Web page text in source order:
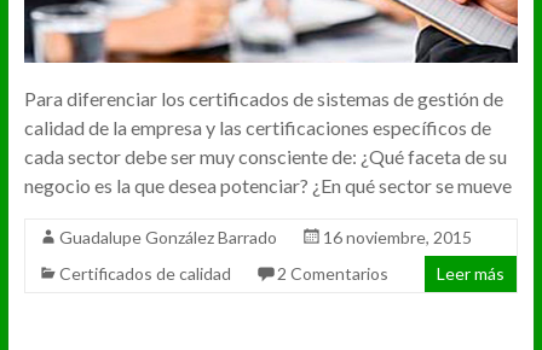
Para diferenciar los certificados de sistemas de gestión de
calidad de la empresa y las certificaciones específicos de
cada sector debe ser muy consciente de: ¿Qué faceta de su
negocio es la que desea potenciar? ¿En qué sector se mueve
Guadalupe González Barrado
16 noviembre, 2015
Certificados de calidad
2 Comentarios Leer más